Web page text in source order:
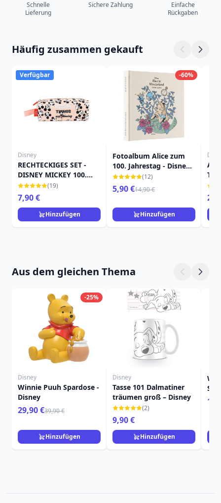
Schnelle
Lieferung
Sichere Zahlung
Einfache
Rückgaben
Häufig zusammen gekauft
Verfügbar
Disney
RECHTECKIGES SET -
DISNEY MICKEY 100.
JAHRESTAG
(19)
7,90 €
Hinzufügen
-60%
Fotoalbum Alice zum
100. Jahrestag - Disney
Alice im Wunderland
(12)
5,90 €14,90 €
Hinzufügen
Aus dem gleichen Thema
-25%
Disney
Winnie Puuh Spardose -
Disney
29,90 €39,90 €
Hinzufügen
Disney
Tasse 101 Dalmatiner
träumen groß – Disney
(2)
9,90 €
Hinzufügen